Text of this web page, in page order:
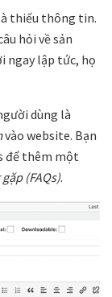
thiếu thông tin.
hỏi về sản
ngay lập tức, họ
dùng là
vào website. Bạn
để thêm một
(FAQs).